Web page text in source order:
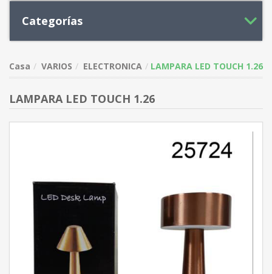
Categorías
Casa VARIOS ELECTRONICA LAMPARA LED TOUCH 1.26
LAMPARA LED TOUCH 1.26